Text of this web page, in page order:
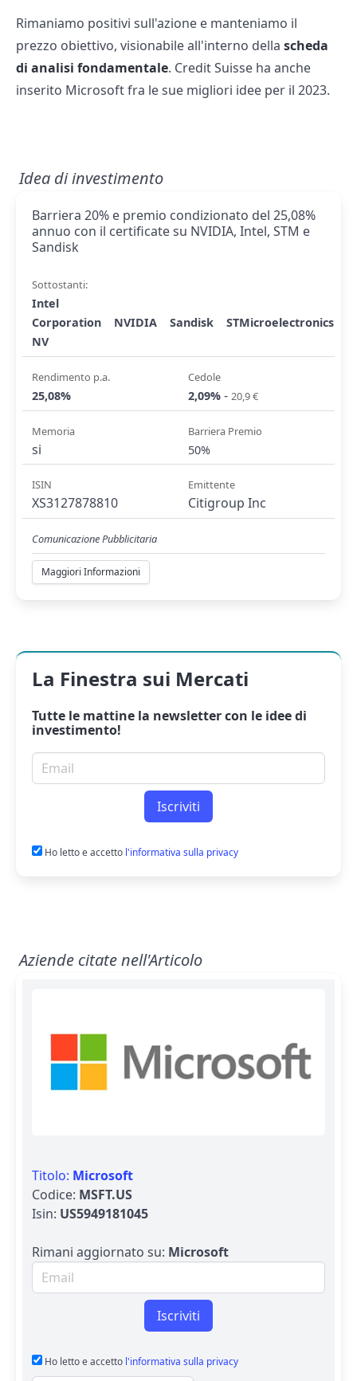
Rimaniamo positivi sull'azione e manteniamo il
prezzo obiettivo, visionabile all'interno della scheda
di analisi fondamentale. Credit Suisse ha anche
inserito Microsoft fra le sue migliori idee per il 2023.
Idea di investimento
Barriera 20% e premio condizionato del 25,08%
annuo con il certificate su NVIDIA, Intel, STM e
Sandisk
Sottostanti:
Intel
Corporation
NVIDIA Sandisk
STMicroelectronics
NV
Rendimento p.a.
25,08%
Cedole
2,09% - 20,9 €
Memoria
si
Barriera Premio
50%
ISIN
XS3127878810
Emittente
Citigroup Inc
Comunicazione Pubblicitaria
Maggiori Informazioni
La Finestra sui Mercati
Tutte le mattine la newslettercon le idee di
investimento!
Email per newsletter
Iscriviti
Ho letto e accetto l'informativa sulla privacy
Aziende citate nell'Articolo
Titolo: Microsoft
Codice: MSFT.US
Isin: US5949181045
Rimani aggiornato su: Microsoft
Email per newsletter
Iscriviti
Ho letto e accetto l'informativa sulla privacy